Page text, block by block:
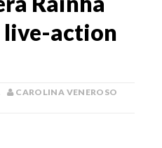
live-action
CAROLINA VENEROSO